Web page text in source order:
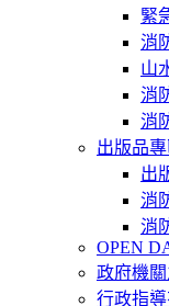
緊
消
山
消
消
出版品專
出
消
消
OPEN
政府機
行政指